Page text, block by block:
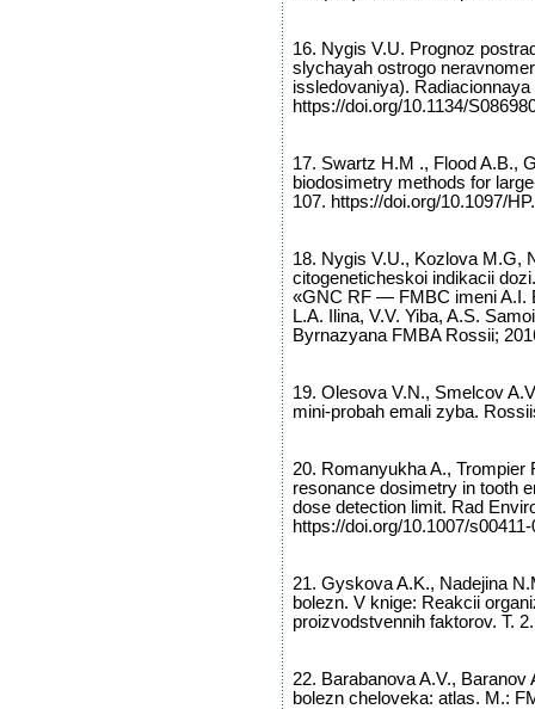
16. Nygis V.U. Prognoz
slychayah ostrogo
issledovaniya).
https://doi.org/10.1134/
17. Swartz H.M ., Flood A.B.,
biodosimetry methods for
107. https://doi.org/10.1097/
18. Nygis V.U., Kozlova M.G,
citogeneticheskoi indikacii
«GNC RF — FMBC imeni A.I.
L.A. Ilina, V.V. Yiba, A.S.
Byrnazyana FMBA Rossii;
19. Olesova V.N., Smelcov
mini-probah emali zyba.
20. Romanyukha A., Trompier
resonance dosimetry in tooth
dose detection limit. Rad
https://doi.org/10.1007/
21. Gyskova A.K., Nadejina
bolezn. V knige: Reakcii
proizvodstvennih faktorov. T.
22. Barabanova A.V.,
bolezn cheloveka: atlas. M.: